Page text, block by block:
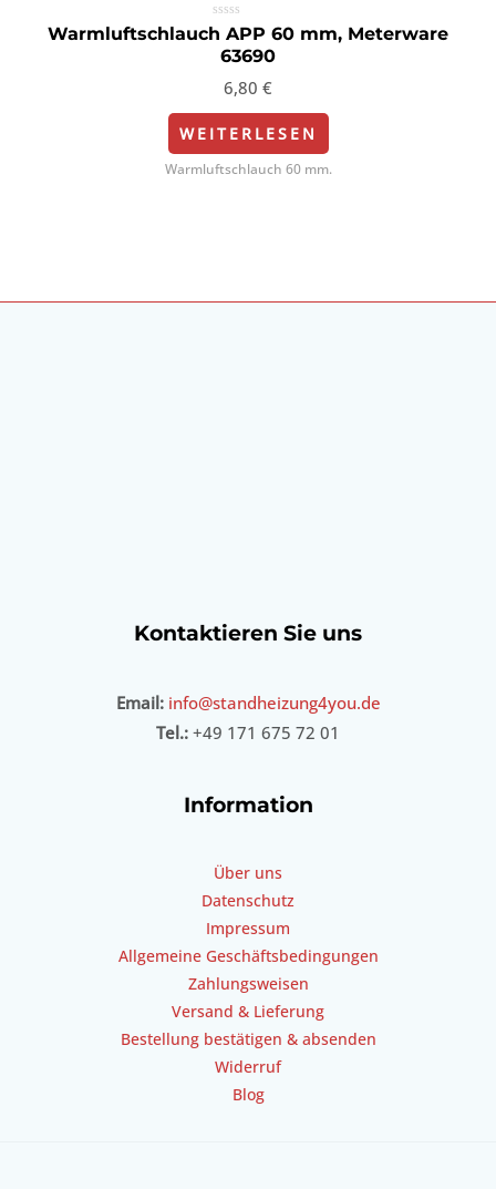
Bewertet
mit
von
Warmluftschlauch APP 60 mm, Meterware
63690
6,80 €
WEITERLESEN
Warmluftschlauch 60 mm.
Kontaktieren Sie uns
Email: info@standheizung4you.de
Tel.: +49 171 675 72 01
Information
Über uns
Datenschutz
Impressum
Allgemeine Geschäftsbedingungen
Zahlungsweisen
Versand & Lieferung
Bestellung bestätigen & absenden
Widerruf
Blog